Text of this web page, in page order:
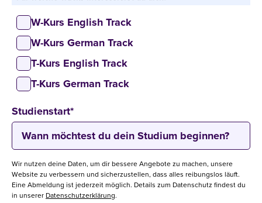
W-Kurs English Track
W-Kurs German Track
T-Kurs English Track
T-Kurs German Track
Studienstart*
Wir nutzen deine Daten, um dir bessere Angebote zu machen, unsere
Website zu verbessern und sicherzustellen, dass alles reibungslos läuft.
Eine Abmeldung ist jederzeit möglich. Details zum Datenschutz findest du
in unserer Datenschutzerklärung.